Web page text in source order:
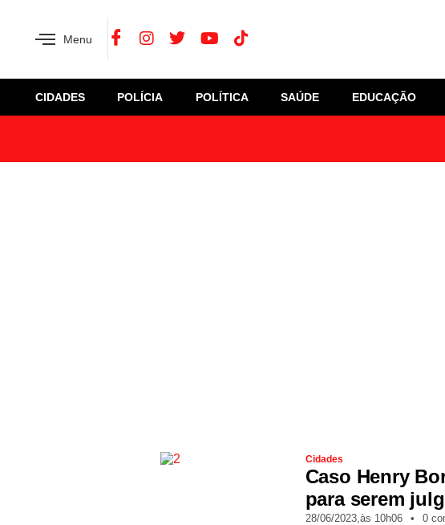
Menu
CIDADES POLÍCIA POLÍTICA SAÚDE EDUCAÇÃO
Cidades
Caso Henry
para serem
28/06/2023,às 10h06 • 0